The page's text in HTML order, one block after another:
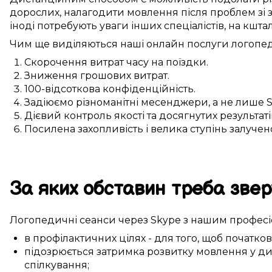
дорослих, налагодити мовлення після проблем зі
іноді потребують уваги інших спеціалістів, на
Чим ще виділяються наші онлайн послуги
Скорочення витрат часу на поїздки.
Зниження грошових витрат.
100-відсоткова конфіденційність.
Задіюємо різноманітні месенджери, а не лише
Дієвий контроль якості та досягнутих
Посилена захопливість і велика ступінь
За яких обставин треба
Логопедичні сеанси через Skype з нашим
в профілактичних цілях - для того, щоб
підозрюється затримка розвитку мовлення у
спілкування;